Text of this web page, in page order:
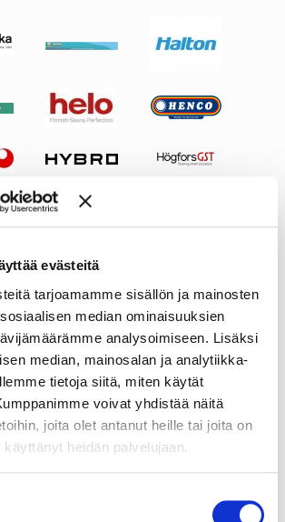
evästeitä
tarjoamamme sisällön ja mainosten
median ominaisuuksien
analysoimiseen. Lisäksi
median, mainosalan ja analytiikka-
tietoja siitä, miten käytät
voivat yhdistää näitä
joita olet antanut heille tai joita on
heidän palvelujaan.